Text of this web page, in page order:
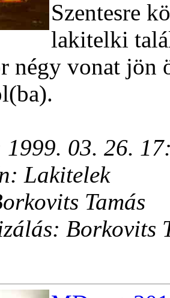
Szentesre
lakitelki
négy vonat jön
1999. 03. 26.
Lakitelek
Tamás
Borkovits